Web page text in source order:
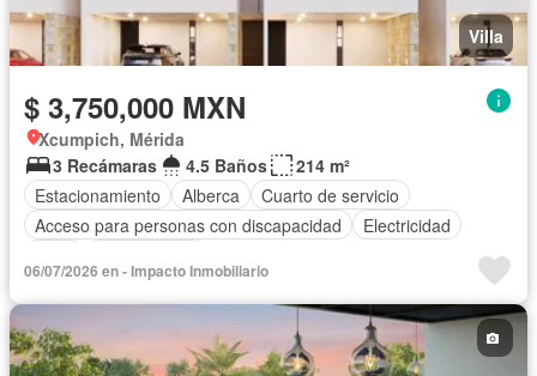
Villa
$ 3,750,000 MXN
Xcumpich, Mérida
3 Recámaras
4.5 Baños
214 m²
Estacionamiento
Alberca
Cuarto de servicio
Acceso para personas con discapacidad
Electricidad
06/07/2026 en - Impacto Inmobiliario